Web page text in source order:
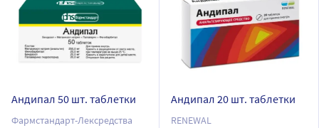
Андипал 50 шт. таблетки
Фармстандарт-Лексредства
Андипал 20 шт. таблетки
RENEWAL